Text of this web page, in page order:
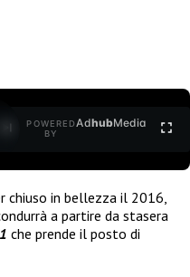
POWERED
BY
AdhubMedia
chiuso in bellezza il 2016,
a partire da stasera
che prende il posto di